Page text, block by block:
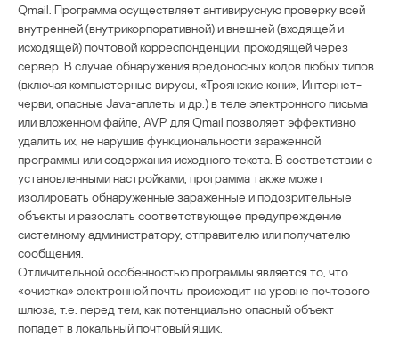
Qmail. Программа осуществляет антивирусную проверку всей
внутренней (внутрикорпоративной) и внешней (входящей и
исходящей) почтовой корреспонденции, проходящей через
сервер. В случае обнаружения вредоносных кодов любых типов
(включая компьютерные вирусы, «Троянские кони», Интернет-
черви, опасные Java-аплеты и др.) в теле электронного письма
или вложенном файле, AVP для Qmail позволяет эффективно
удалить их, не нарушив функциональности зараженной
программы или содержания исходного текста. В соответствии с
установленными настройками, программа также может
изолировать обнаруженные зараженные и подозрительные
объекты и разослать соответствующее предупреждение
системному администратору, отправителю или получателю
сообщения.
Отличительной особенностью программы является то, что
«очистка» электронной почты происходит на уровне почтового
шлюза, т.е. перед тем, как потенциально опасный объект
попадет в локальный почтовый ящик.